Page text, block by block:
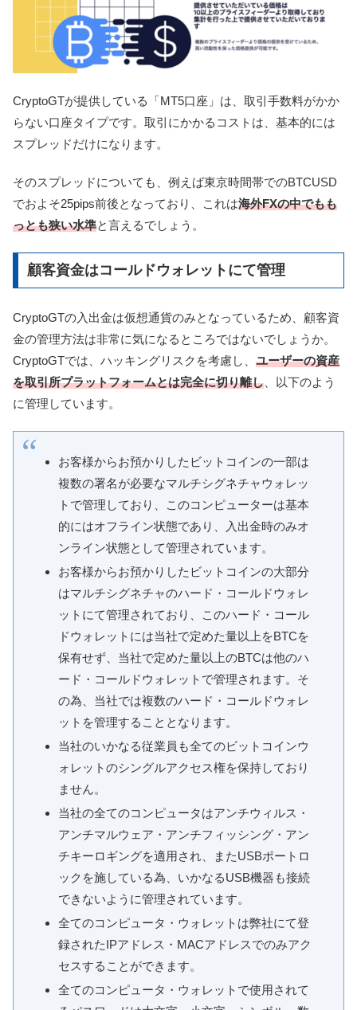
CryptoGTが提供している「MT5口座」は、取引手数料がかか
らない口座タイプです。取引にかかるコストは、基本的には
スプレッドだけになります。
そのスプレッドについても、例えば東京時間帯でのBTCUSD
でおよそ25pips前後となっており、これは海外FXの中でもも
っとも狭い水準と言えるでしょう。
顧客資金はコールドウォレットにて管理
CryptoGTの入出金は仮想通貨のみとなっているため、顧客資
金の管理方法は非常に気になるところではないでしょうか。
CryptoGTでは、ハッキングリスクを考慮し、 ユーザーの資産
を取引所プラットフォームとは完全に切り離し 、以下のよう
に管理しています。
お客様からお預かりしたビットコインの一部は
複数の署名が必要なマルチシグネチャウォレッ
トで管理しており、このコンピューターは基本
的にはオフライン状態であり、入出金時のみオ
ンライン状態として管理されています。
お客様からお預かりしたビットコインの大部分
はマルチシグネチャのハード・コールドウォレ
ットにて管理されており、このハード・コール
ドウォレットには当社で定めた量以上をBTCを
保有せず、当社で定めた量以上のBTCは他のハ
ード・コールドウォレットで管理されます。そ
の為、当社では複数のハード・コールドウォレ
ットを管理することとなります。
当社のいかなる従業員も全てのビットコインウ
ォレットのシングルアクセス権を保持しており
ません。
当社の全てのコンピュータはアンチウィルス・
アンチマルウェア・アンチフィッシング・アン
チキーロギングを適用され、またUSBポートロ
ックを施している為、いかなるUSB機器も接続
できないように管理されています。
全てのコンピュータ・ウォレットは弊社にて登
録されたIPアドレス・MACアドレスでのみアク
セスすることができます。
全てのコンピュータ・ウォレットで使用されて